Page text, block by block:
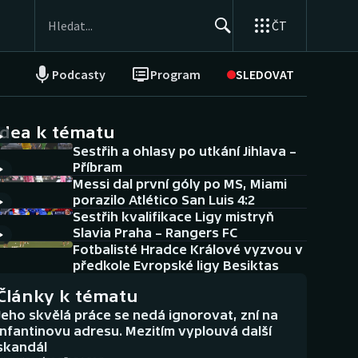
ČT
Podcasty Program SLEDOVAT
NEPŘEHLÉDNĚTE
Historické návraty
Aplikace ČT sport
AZ kvíz
k tématu
Sestřih a ohlasy po utkání Jihlava –
Příbram
Messi dal první góly po MS, Miami
porazilo Atlético San Luis 4:2
Sestřih kvalifikace Ligy mistryň
Slavia Praha – Rangers FC
Fotbalisté Hradce Králové vyzvou v
předkole Evropské ligy Besiktas
k tématu
skvělá práce se nedá ignorovat, zní na
adresu. Mezitím vyplouvá další